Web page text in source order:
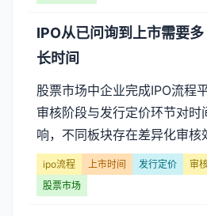
第
页
IPO从已问询到上市需要多
长时间
股票市场中企业完成IPO流程
审核阶段与发行定价环节对时
响，不同板块存在差异化审核
ipo流程 上市时间 发行定价
审
股票市场